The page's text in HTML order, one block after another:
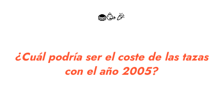
🧁🥳🎉
¿Cuál podría ser el coste de las tazas
con el año 2005?